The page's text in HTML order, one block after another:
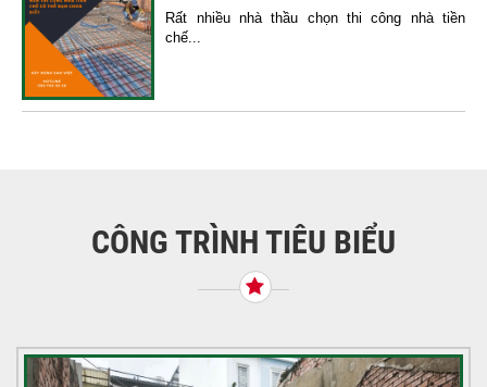
Rất nhiều nhà thầu chọn thi công nhà tiền
chế...
CÔNG TRÌNH TIÊU BIỂU